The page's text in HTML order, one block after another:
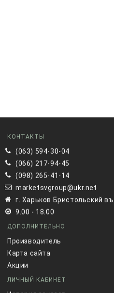
КОНТАКТЫ
(063) 594-30-04
(066) 217-94-45
(098) 265-41-14
marketsvgroup@ukr.net
г. Харьков Бристольский
9.00 - 18.00
ДОПОЛНИТЕЛЬНО
Производитель
Карта сайта
Акции
ЛИЧНЫЙ КАБИНЕТ